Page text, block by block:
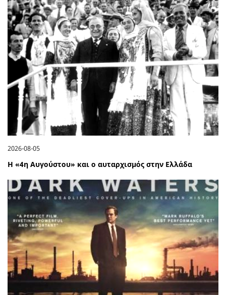
2026-08-05
Η «4η Αυγούστου» και ο αυταρχισμός στην Ελλάδα